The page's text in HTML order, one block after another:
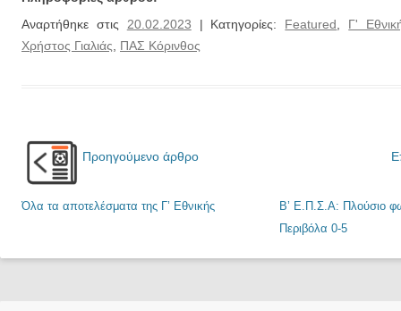
Αναρτήθηκε στις 20.02.2023 | Κατηγορίες: Featured
Γ'
Χρήστος Γιαλιάς
ΠΑΣ Κόρινθος
Προηγούμενο άρθρο
Όλα τα αποτελέσματα της Γ’ Εθνικής
Β’ Ε.Π.Σ.Α: Πλούσιο
Περιβόλα 0-5